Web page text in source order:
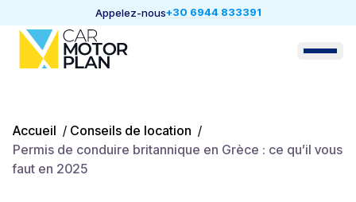
Appelez-nous+30 6944 833391
Accueil / Conseils de location /
Permis de conduire britannique en Grèce : ce qu’il vous
faut en 2025